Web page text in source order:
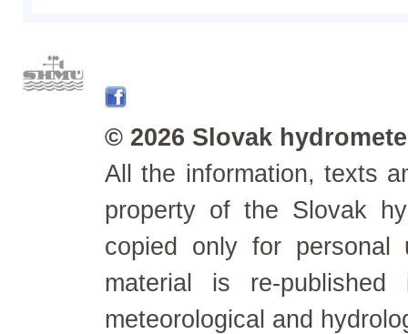
© 2026 Slovak
All the information, texts
property of the Slovak
copied only for personal
material is re-
meteorological and